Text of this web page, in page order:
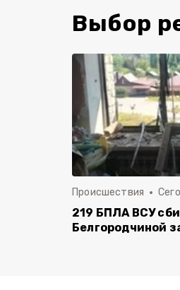
Выбор
Происшествия
219 БПЛА ВСУ
Белгородчиной